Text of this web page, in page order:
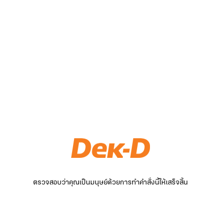
ตรวจสอบว่าคุณเป็นมนุษย์ด้วยการทำคำสั่งนี้ให้เสร็จสิ้น